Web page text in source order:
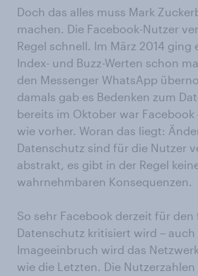
Doch das alles muss Mark
machen. Die Facebook-Nutzer
Regel schnell. Im März 2014 ging
Index- und Buzz-Werten schon
den Messenger WhatsApp
damals gab es Bedenken zum
bereits im Oktober war
wie vorher. Woran das liegt:
Datenschutz sind für die Nutzer
abstrakt, es gibt in der Regel
wahrnehmbaren Konsequenzen.
So sehr Facebook derzeit für den
Datenschutz kritisiert wird – auch
Imageeinbruch wird das
wie die Letzten. Die